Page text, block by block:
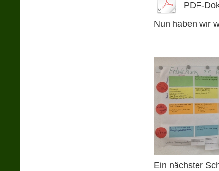
PDF-
Nun haben wir
Ein nächster